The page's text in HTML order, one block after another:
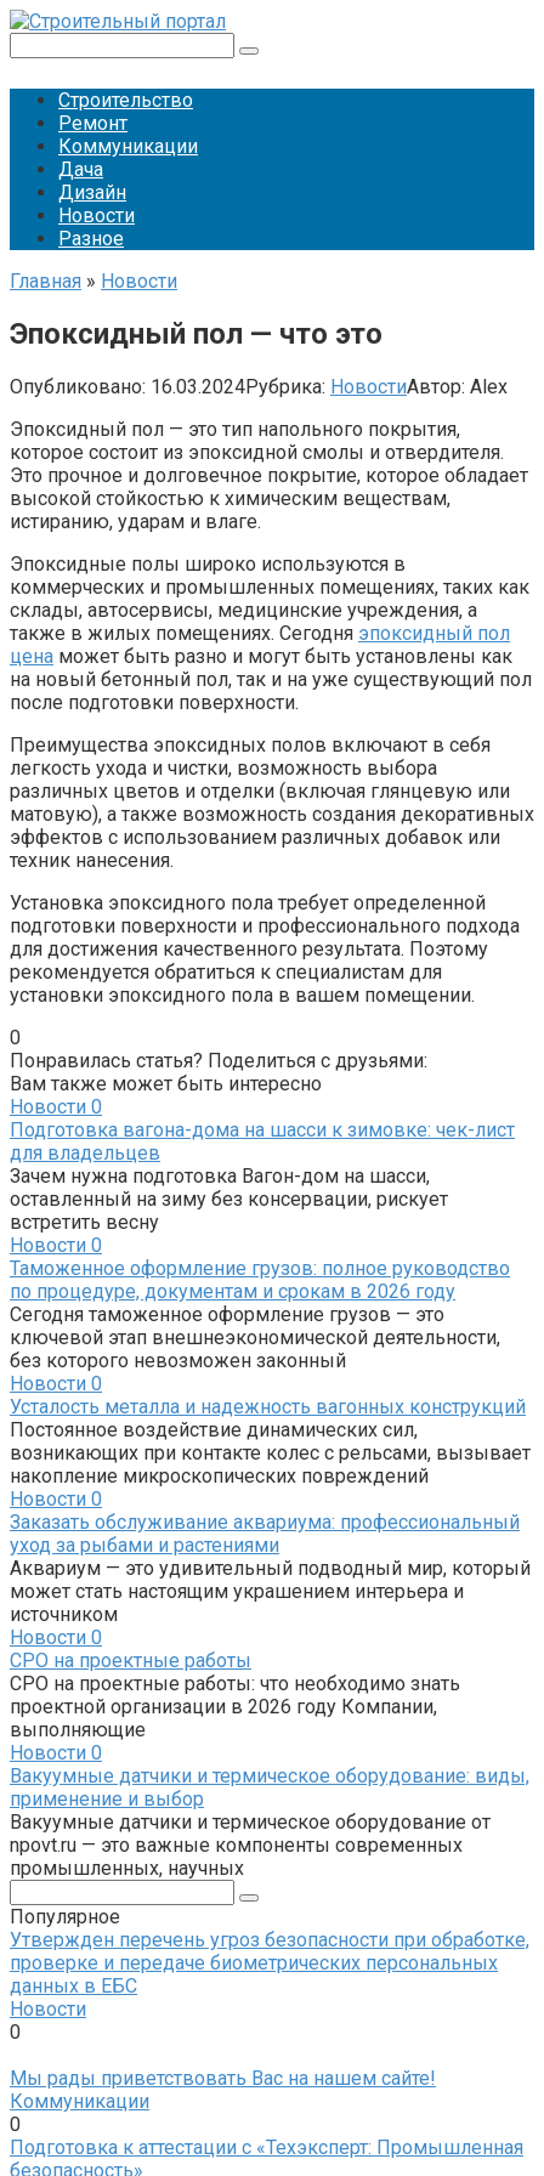
Перейти
контенту
Строительство
Ремонт
Коммуникации
Дача
Дизайн
Новости
Разное
Главная » Новости
Эпоксидный пол — что это
Опубликовано: 16.03.2024Рубрика: НовостиАвтор: Alex
Эпоксидный пол — это тип напольного покрытия,
которое состоит из эпоксидной смолы и отвердителя.
Это прочное и долговечное покрытие, которое обладает
высокой стойкостью к химическим веществам,
истиранию, ударам и влаге.
Эпоксидные полы широко используются в
коммерческих и промышленных помещениях, таких как
склады, автосервисы, медицинские учреждения, а
также в жилых помещениях. Сегодня эпоксидный пол
цена может быть разно и могут быть установлены как
на новый бетонный пол, так и на уже существующий пол
после подготовки поверхности.
Преимущества эпоксидных полов включают в себя
легкость ухода и чистки, возможность выбора
различных цветов и отделки (включая глянцевую или
матовую), а также возможность создания декоративных
эффектов с использованием различных добавок или
техник нанесения.
Установка эпоксидного пола требует определенной
подготовки поверхности и профессионального подхода
для достижения качественного результата. Поэтому
рекомендуется обратиться к специалистам для
установки эпоксидного пола в вашем помещении.
0
Понравилась статья? Поделиться с друзьями:
Вам также может быть интересно
Новости 0
Подготовка вагона-дома на шасси к зимовке: чек-лист
для владельцев
Зачем нужна подготовка Вагон-дом на шасси,
оставленный на зиму без консервации, рискует
встретить весну
Новости 0
Таможенное оформление грузов: полное руководство
по процедуре, документам и срокам в 2026 году
Сегодня таможенное оформление грузов — это
ключевой этап внешнеэкономической деятельности,
без которого невозможен законный
Новости 0
Усталость металла и надежность вагонных конструкций
Постоянное воздействие динамических сил,
возникающих при контакте колес с рельсами, вызывает
накопление микроскопических повреждений
Новости 0
Заказать обслуживание аквариума: профессиональный
уход за рыбами и растениями
Аквариум — это удивительный подводный мир, который
может стать настоящим украшением интерьера и
источником
Новости 0
СРО на проектные работы
СРО на проектные работы: что необходимо знать
проектной организации в 2026 году Компании,
выполняющие
Новости 0
Вакуумные датчики и термическое оборудование: виды,
применение и выбор
Вакуумные датчики и термическое оборудование от
npovt.ru — это важные компоненты современных
промышленных, научных
Популярное
Утвержден перечень угроз безопасности при обработке,
проверке и передаче биометрических персональных
данных в ЕБС
Новости
0
Мы рады приветствовать Вас на нашем сайте!
Коммуникации
0
Подготовка к аттестации с «Техэксперт: Промышленная
безопасность»